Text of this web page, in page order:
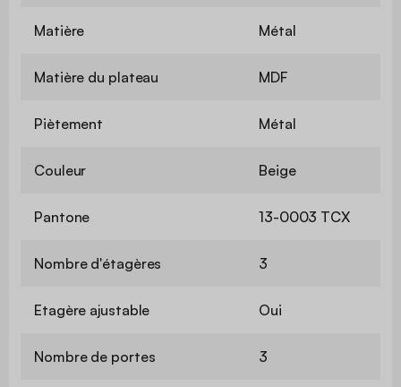
Matière Métal
Matière du plateau MDF
Piètement Métal
Couleur Beige
Pantone 13-0003 TCX
Nombre d'étagères 3
Etagère ajustable Oui
Nombre de portes 3